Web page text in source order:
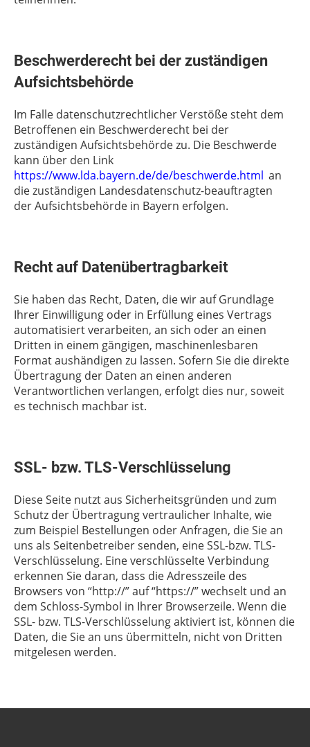
Beschwerderecht bei der zuständigen
Aufsichtsbehörde
Im Falle datenschutzrechtlicher Verstöße steht dem
Betroffenen ein Beschwerderecht bei der
zuständigen Aufsichtsbehörde zu. Die Beschwerde
kann über den Link
https://www.lda.bayern.de/de/beschwerde.html an
die zuständigen Landesdatenschutz-beauftragten
der Aufsichtsbehörde in Bayern erfolgen.
Recht auf Datenübertragbarkeit
Sie haben das Recht, Daten, die wir auf Grundlage
Ihrer Einwilligung oder in Erfüllung eines Vertrags
automatisiert verarbeiten, an sich oder an einen
Dritten in einem gängigen, maschinenlesbaren
Format aushändigen zu lassen. Sofern Sie die direkte
Übertragung der Daten an einen anderen
Verantwortlichen verlangen, erfolgt dies nur, soweit
es technisch machbar ist.
SSL- bzw. TLS-Verschlüsselung
Diese Seite nutzt aus Sicherheitsgründen und zum
Schutz der Übertragung vertraulicher Inhalte, wie
zum Beispiel Bestellungen oder Anfragen, die Sie an
uns als Seitenbetreiber senden, eine SSL-bzw. TLS-
Verschlüsselung. Eine verschlüsselte Verbindung
erkennen Sie daran, dass die Adresszeile des
Browsers von “http://” auf “https://” wechselt und an
dem Schloss-Symbol in Ihrer Browserzeile. Wenn die
SSL- bzw. TLS-Verschlüsselung aktiviert ist, können die
Daten, die Sie an uns übermitteln, nicht von Dritten
mitgelesen werden.